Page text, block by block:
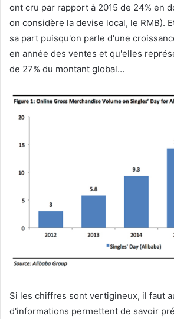
ont cru par rapport à 2015 de 24% en
on considère la devise local, le RMB).
sa part puisqu'on parle d'une
en année des ventes et qu'elles
de 27% du montant global…
Si les chiffres sont vertigineux, il faut
d'informations permettent de savoir